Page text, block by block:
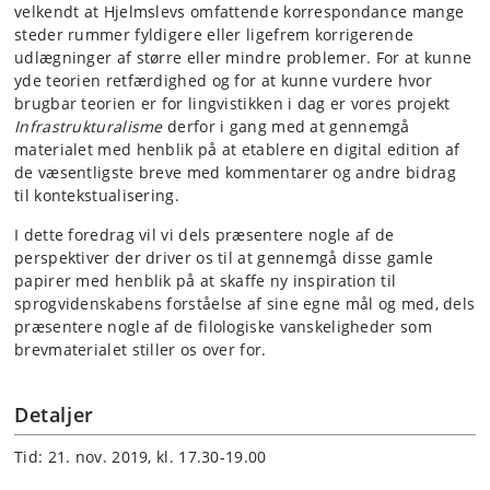
velkendt at Hjelmslevs omfattende korrespondance mange
steder rummer fyldigere eller ligefrem korrigerende
udlægninger af større eller mindre problemer. For at kunne
yde teorien retfærdighed og for at kunne vurdere hvor
brugbar teorien er for lingvistikken i dag er vores projekt
Infrastrukturalisme derfor i gang med at gennemgå
materialet med henblik på at etablere en digital edition af
de væsentligste breve med kommentarer og andre bidrag
til kontekstualisering.
I dette foredrag vil vi dels præsentere nogle af de
perspektiver der driver os til at gennemgå disse gamle
papirer med henblik på at skaffe ny inspiration til
sprogvidenskabens forståelse af sine egne mål og med, dels
præsentere nogle af de filologiske vanskeligheder som
brevmaterialet stiller os over for.
Detaljer
Tid: 21. nov. 2019, kl. 17.30-19.00